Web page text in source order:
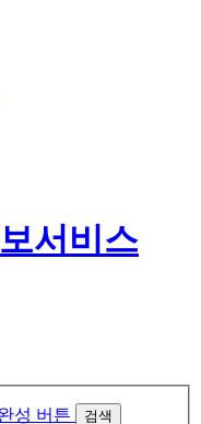
검색